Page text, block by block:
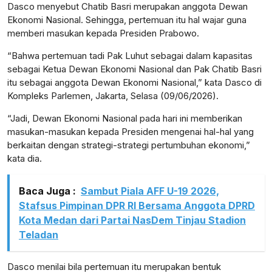
postsumatera.id
Dasco menyebut Chatib Basri merupakan anggota Dewan
Ekonomi Nasional. Sehingga, pertemuan itu hal wajar guna
memberi masukan kepada Presiden Prabowo.
“Bahwa pertemuan tadi Pak Luhut sebagai dalam kapasitas
sebagai Ketua Dewan Ekonomi Nasional dan Pak Chatib Basri
itu sebagai anggota Dewan Ekonomi Nasional,” kata Dasco di
Kompleks Parlemen, Jakarta, Selasa (09/06/2026).
“Jadi, Dewan Ekonomi Nasional pada hari ini memberikan
masukan-masukan kepada Presiden mengenai hal-hal yang
berkaitan dengan strategi-strategi pertumbuhan ekonomi,”
kata dia.
Baca Juga : Sambut Piala AFF U-19 2026,
Stafsus Pimpinan DPR RI Bersama Anggota DPRD
Kota Medan dari Partai NasDem Tinjau Stadion
Teladan
Dasco menilai bila pertemuan itu merupakan bentuk